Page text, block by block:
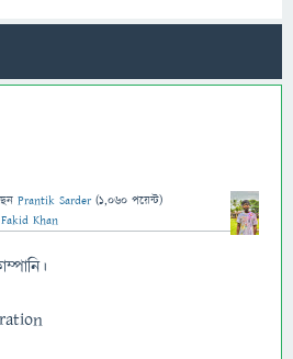
Prantik Sarder (1,060 পয়েন্ট)
Fakid Khan